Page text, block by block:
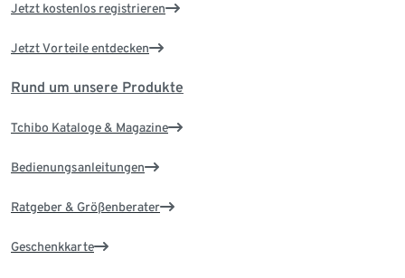
Jetzt kostenlos registrieren
Jetzt Vorteile entdecken
Rund um unsere Produkte
Tchibo Kataloge & Magazine
Bedienungsanleitungen
Ratgeber & Größenberater
Geschenkkarte